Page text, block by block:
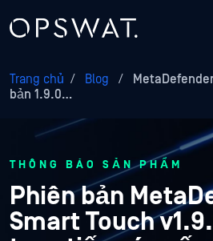
Trang chủ / Blog /
bản 1.9.0…
THÔNG BÁO SẢN PHẨM
Phiên bản
Smart Touch